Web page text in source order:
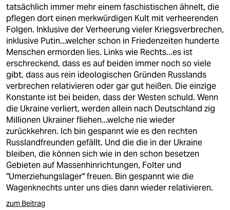
tatsächlich immer mehr einem faschistischen ähnelt, die
pflegen dort einen merkwürdigen Kult mit verheerenden
Folgen. Inklusive der Verheerung vieler Kriegsverbrechen,
inklusive Putin...welcher schon in Friedenzeiten hunderte
Menschen ermorden lies. Links wie Rechts...es ist
erschreckend, dass es auf beiden immer noch so viele
gibt, dass aus rein ideologischen Gründen Russlands
verbrechen relativieren oder gar gut heißen. Die einzige
Konstante ist bei beiden, dass der Westen schuld. Wenn
die Ukraine verliert, werden allein nach Deutschland zig
Millionen Ukrainer fliehen...welche nie wieder
zurückkehren. Ich bin gespannt wie es den rechten
Russlandfreunden gefällt. Und die die in der Ukraine
bleiben, die können sich wie in den schon besetzen
Gebieten auf Massenhinrichtungen, Folter und
"Umerziehungslager" freuen. Bin gespannt wie die
Wagenknechts unter uns dies dann wieder relativieren.
zum Beitrag